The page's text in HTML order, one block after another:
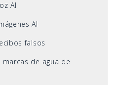
AI
AI
falsos
de agua de